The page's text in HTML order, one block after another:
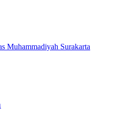
Muhammadiyah Surakarta